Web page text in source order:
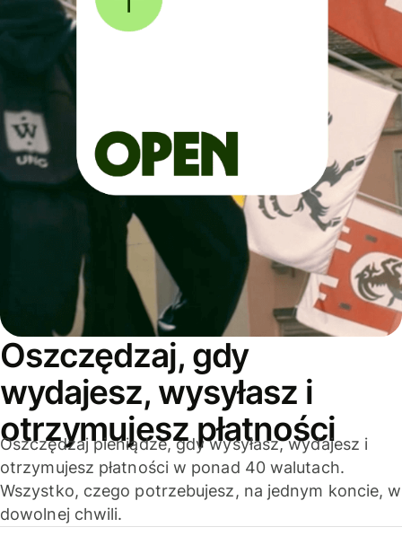
Oszczędzaj, gdy
wydajesz, wysyłasz i
otrzymujesz płatności
Oszczędzaj pieniądze, gdy wysyłasz, wydajesz i
otrzymujesz płatności w ponad 40 walutach.
Wszystko, czego potrzebujesz, na jednym koncie, w
dowolnej chwili.